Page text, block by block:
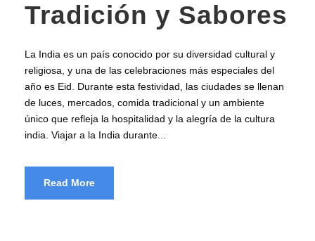
Tradición y Sabores
La India es un país conocido por su diversidad cultural y
religiosa, y una de las celebraciones más especiales del
año es Eid. Durante esta festividad, las ciudades se llenan
de luces, mercados, comida tradicional y un ambiente
único que refleja la hospitalidad y la alegría de la cultura
india. Viajar a la India durante...
Read More